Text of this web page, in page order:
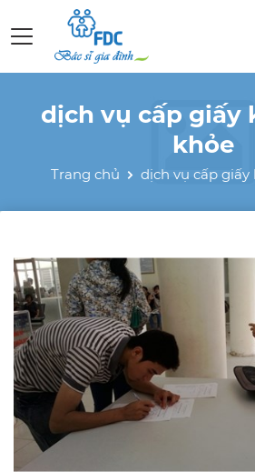
dịch vụ cấp giấy
khỏe
Trang chủ dịch vụ cấp giấy